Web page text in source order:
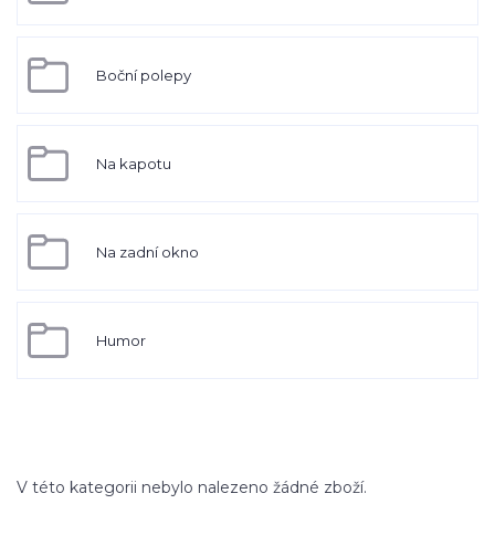
Boční polepy
Na kapotu
Na zadní okno
Humor
V této kategorii nebylo nalezeno žádné zboží.